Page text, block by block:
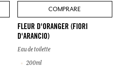
COMPRARE
FLEUR D'ORANGER (FIORI
D'ARANCIO)
Eau de toilette
200ml